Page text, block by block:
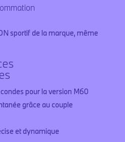
sportif de la marque, même
pour la version M60
grâce au couple
et dynamique